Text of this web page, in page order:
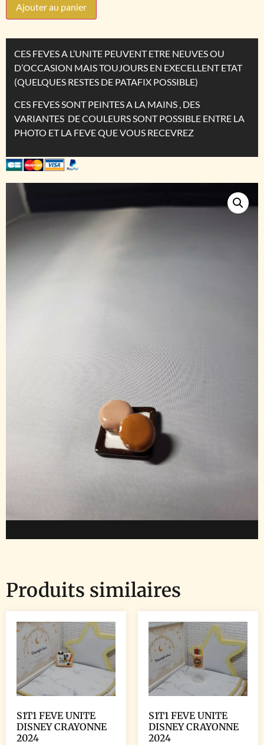
Ajouter au panier
CES FEVES A L’UNITE PEUVENT ETRE NEUVES OU
D’OCCASION MAIS TOUJOURS EN EXECELLENT ETAT
(QUELQUES RESTES DE PATAFIX POSSIBLE)
CES FEVES SONT PEINTES A LA MAINS , DES
VARIANTES DE COULEURS SONT POSSIBLE ENTRE LA
PHOTO ET LA FEVE QUE VOUS RECEVREZ
Produits similaires
S1T1 FEVE UNITE
DISNEY CRAYONNE
2024
S1T1 FEVE UNITE
DISNEY CRAYONNE
2024